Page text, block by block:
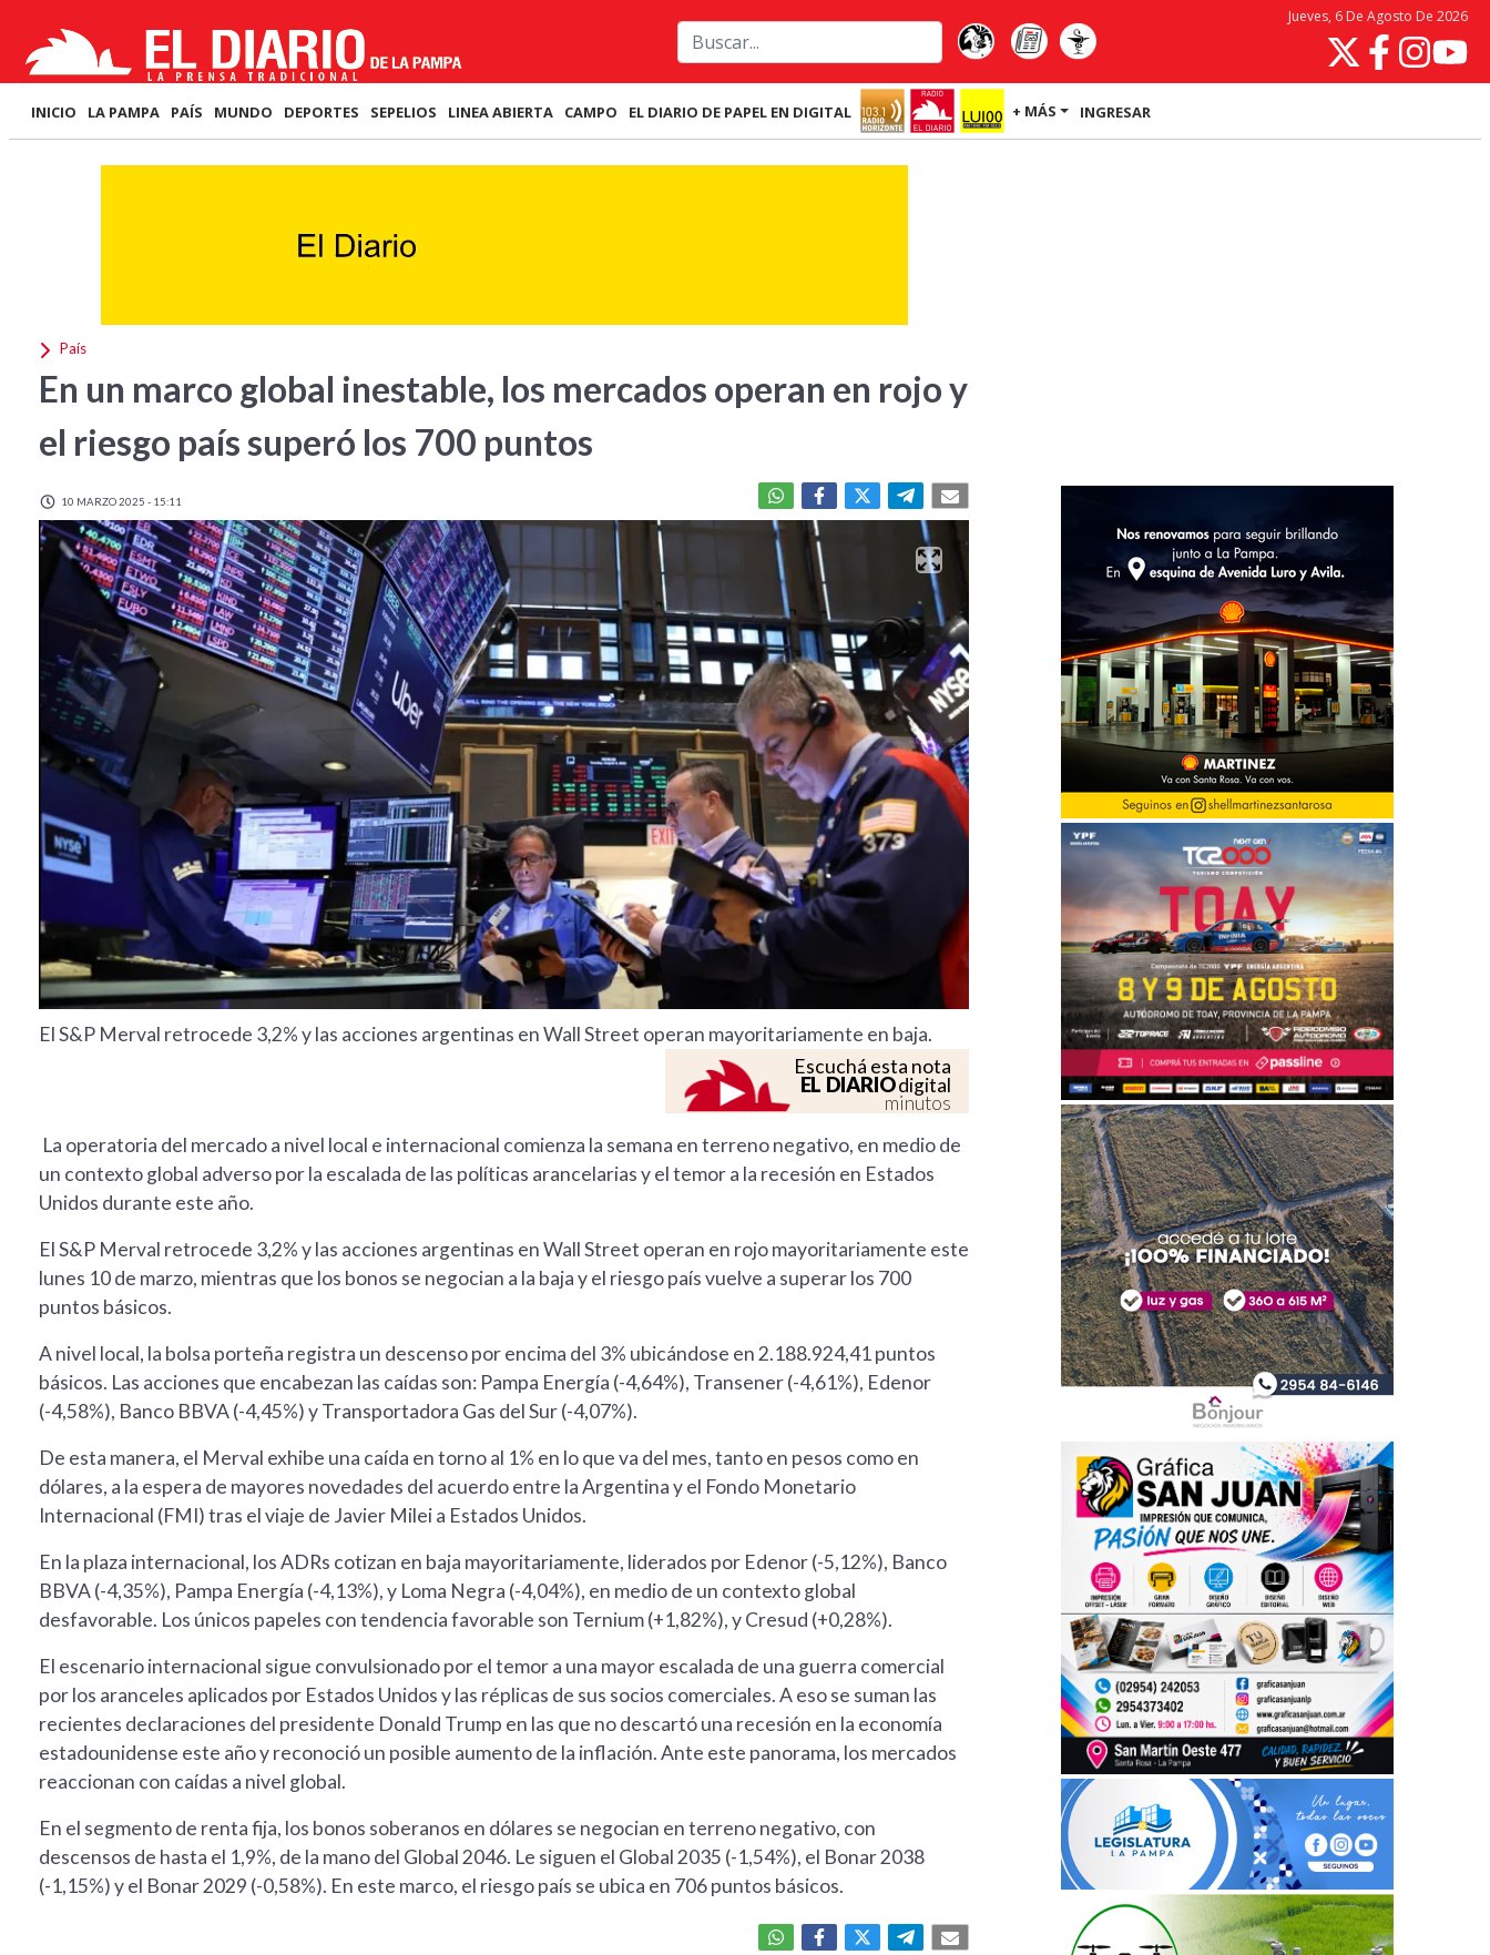
Jueves, 6 De Agosto De 2026
INICIO LA PAMPA PAÍS MUNDO DEPORTES SEPELIOS LINEA ABIERTA CAMPO EL DIARIO DE PAPEL EN DIGITAL + MÁS INGRESAR
País
En un marco global inestable, los mercados operan en rojo y
el riesgo país superó los 700 puntos
10 MARZO 2025 - 15:11
El S&P Merval retrocede 3,2% y las acciones argentinas en Wall Street operan mayoritariamente en baja.
Escuchá esta nota
EL DIARIOdigital
minutos
La operatoria del mercado a nivel local e internacional comienza la semana en terreno negativo, en medio de
un contexto global adverso por la escalada de las políticas arancelarias y el temor a la recesión en Estados
Unidos durante este año.
El S&P Merval retrocede 3,2% y las acciones argentinas en Wall Street operan en rojo mayoritariamente este
lunes 10 de marzo, mientras que los bonos se negocian a la baja y el riesgo país vuelve a superar los 700
puntos básicos.
A nivel local, la bolsa porteña registra un descenso por encima del 3% ubicándose en 2.188.924,41 puntos
básicos. Las acciones que encabezan las caídas son: Pampa Energía (-4,64%), Transener (-4,61%), Edenor
(-4,58%), Banco BBVA (-4,45%) y Transportadora Gas del Sur (-4,07%).
De esta manera, el Merval exhibe una caída en torno al 1% en lo que va del mes, tanto en pesos como en
dólares, a la espera de mayores novedades del acuerdo entre la Argentina y el Fondo Monetario
Internacional (FMI) tras el viaje de Javier Milei a Estados Unidos.
En la plaza internacional, los ADRs cotizan en baja mayoritariamente, liderados por Edenor (-5,12%), Banco
BBVA (-4,35%), Pampa Energía (-4,13%), y Loma Negra (-4,04%), en medio de un contexto global
desfavorable. Los únicos papeles con tendencia favorable son Ternium (+1,82%), y Cresud (+0,28%).
El escenario internacional sigue convulsionado por el temor a una mayor escalada de una guerra comercial
por los aranceles aplicados por Estados Unidos y las réplicas de sus socios comerciales. A eso se suman las
recientes declaraciones del presidente Donald Trump en las que no descartó una recesión en la economía
estadounidense este año y reconoció un posible aumento de la inflación. Ante este panorama, los mercados
reaccionan con caídas a nivel global.
En el segmento de renta fija, los bonos soberanos en dólares se negocian en terreno negativo, con
descensos de hasta el 1,9%, de la mano del Global 2046. Le siguen el Global 2035 (-1,54%), el Bonar 2038
(-1,15%) y el Bonar 2029 (-0,58%). En este marco, el riesgo país se ubica en 706 puntos básicos.